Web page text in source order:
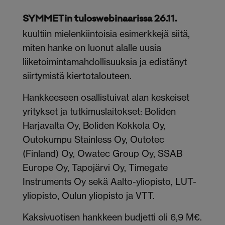
SYMMETin tuloswebinaarissa 26.11.
kuultiin mielenkiintoisia esimerkkejä siitä,
miten hanke on luonut alalle uusia
liiketoimintamahdollisuuksia ja edistänyt
siirtymistä kiertotalouteen.
Hankkeeseen osallistuivat alan keskeiset
yritykset ja tutkimuslaitokset: Boliden
Harjavalta Oy, Boliden Kokkola Oy,
Outokumpu Stainless Oy, Outotec
(Finland) Oy, Owatec Group Oy, SSAB
Europe Oy, Tapojärvi Oy, Timegate
Instruments Oy sekä Aalto-yliopisto, LUT-
yliopisto, Oulun yliopisto ja VTT.
Kaksivuotisen hankkeen budjetti oli 6,9 M€.